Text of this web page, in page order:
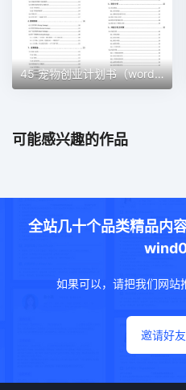
45 宠物创业计划书（word＋ppt配套）创业计划书word模板
可能感兴趣的作品
全站几十个品类精品内
如果可以，请把我们网站
邀请好